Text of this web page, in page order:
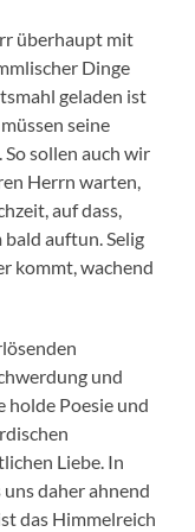
überhaupt mit
Dinge
geladen ist
seine
sollen auch wir
Herrn warten,
auf dass,
auftun. Selig
kommt, wachend
und
holde Poesie und
Liebe. In
uns daher ahnend
das Himmelreich